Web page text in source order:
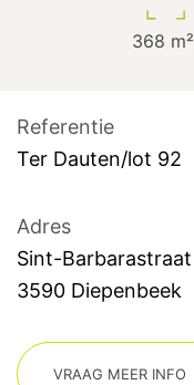
368 m²
Referentie
Ter Dauten/lot 92
Adres
Sint-Barbarastraat
3590 Diepenbeek
VRAAG MEER INFO